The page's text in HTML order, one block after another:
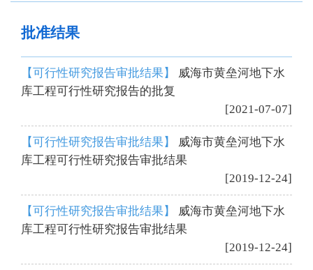
批准结果
【可行性研究报告审批结果】 威海市黄垒河地下水
库工程可行性研究报告的批复
[2021-07-07]
【可行性研究报告审批结果】 威海市黄垒河地下水
库工程可行性研究报告审批结果
[2019-12-24]
【可行性研究报告审批结果】 威海市黄垒河地下水
库工程可行性研究报告审批结果
[2019-12-24]